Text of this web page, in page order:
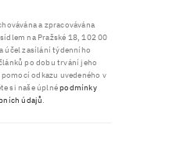
a zpracovávána
na Pražské 18, 102 00
účel zasílání týdenního
po dobu trvání jeho
odkazu uvedeného v
si naše úplnépodmínky
údajů.